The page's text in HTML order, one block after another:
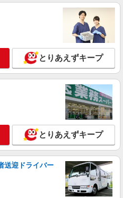
み＆調理補助／炭焼きハンバーグ
円〜1,725円（手当による） ★22時
があります。 ≪基本時給にプラスし
り≫ １．土日祝手当（毎時 プラス
繁忙手当 （毎時 プラス100円）
と繁忙手当の重複あり）
ストランさわやか 御殿場プレミア
ット店 （静岡県御殿場市深沢1312
アム・アウトレット）
詳細を見る
業（ラスト）・閉店準備＆調理補助
バーグレストラン
円〜1,875円（手当による） ※高校
給にプラスして下記手当あり≫ １．
毎時 プラス100円） ２．繁忙手当
ス100円） （土日祝手当と繁忙手当の
ストランさわやか 御殿場インター店
場市東田中984-1）
とりあえずキープ
とりあえずキープ
送迎ドライバー